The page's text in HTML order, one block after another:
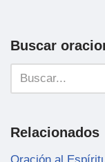
Buscar
Relacionados